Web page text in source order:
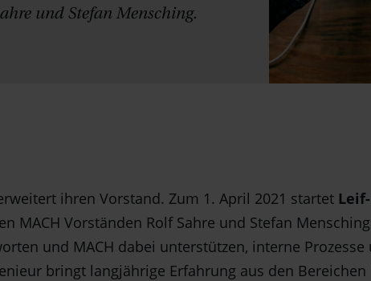
und Stefan Mensching.
ihren Vorstand. Zum 1. April 2021 startet
MACH Vorständen Rolf Sahre und Stefan
und MACH dabei unterstützen, interne
bringt langjährige Erfahrung aus den